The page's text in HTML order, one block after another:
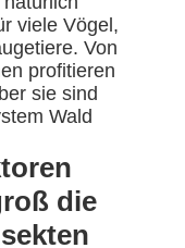
viele Vögel,
Von
profitieren
sie sind
Wald
die